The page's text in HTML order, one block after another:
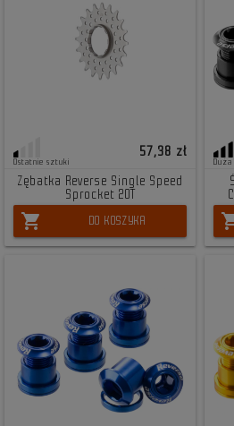
Ostatnie sztuki
57,38 zł
Zębatka Reverse Single Speed
Sprocket 20T
shopping_cart DO KOSZYKA
Duża